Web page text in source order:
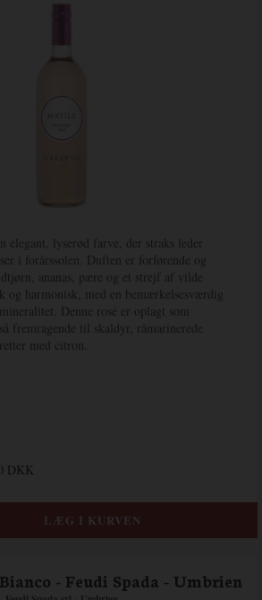
elegant, lyserød farve, der straks leder
i forårssolen. Duften er forførende og
ananas, pære og et strejf af vilde
og harmonisk, med en bemærkelsesværdig
Denne rosé er oplagt som
fremragende til skaldyr, råmarinerede
med citron.
DKK
- Feudi Spada - Umbrien